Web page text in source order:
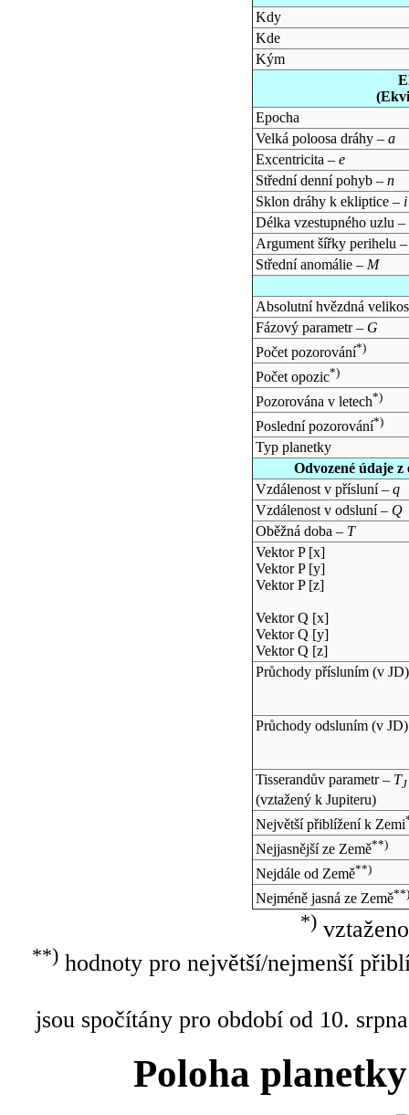
Kdy
Kde
Kým
Epocha
Velká poloosa dráhy – a
Excentricita – e
Střední denní pohyb – n
Sklon dráhy k ekliptice – i
Délka vzestupného uzlu –
Argument šířky perihelu
Střední anomálie – M
Absolutní hvězdná
Fázový parametr – G
Počet pozorování*)
Počet opozic*)
Pozorována v letech*)
Poslední pozorování*)
Typ planetky
Odvozené údaje
Vzdálenost v přísluní – q
Vzdálenost v odsluní – Q
Oběžná doba – T
Vektor P [x]
Vektor P [y]
Vektor P [z]
Vektor Q [x]
Vektor Q [y]
Vektor Q [z]
Průchody přísluním (v JD)
Průchody odsluním (v JD)
Tisserandův parametr – TJ
(vztažený k Jupiteru)
Největší přiblížení k Zemi
Nejjasnější ze Země**)
Nejdále od Země**)
Nejméně jasná ze Země**)
*)
**)hodnoty pro největší/nejmenší
jsou spočítány pro období od 10.
Poloha